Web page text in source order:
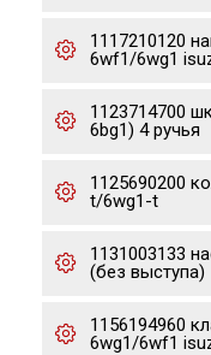
1117210120
6wf1/6wg1
1123714700
6bg1) 4 ручья
1125690200
t/6wg1-t
1131003133
(без выступа)
1156194960
6wg1/6wf1